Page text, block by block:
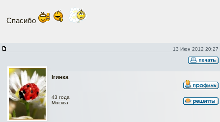
Спасибо
13 Июн 2012 20:27
Irинка
43 года
Москва